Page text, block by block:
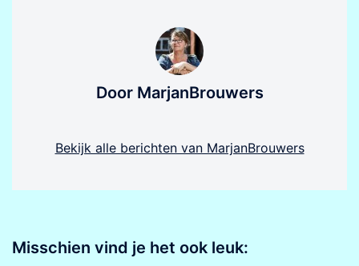
Door MarjanBrouwers
Bekijk alle berichten van MarjanBrouwers
Misschien vind je het ook leuk: